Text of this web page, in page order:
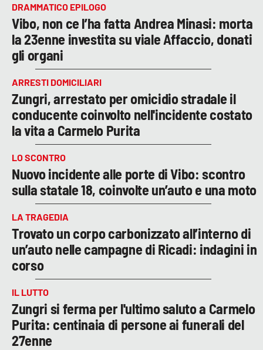
DRAMMATICO EPILOGO
Vibo, non ce l’ha fatta Andrea Minasi: morta
la 23enne investita su viale Affaccio, donati
gli organi
ARRESTI DOMICILIARI
Zungri, arrestato per omicidio stradale il
conducente coinvolto nell'incidente costato
la vita a Carmelo Purita
LO SCONTRO
Nuovo incidente alle porte di Vibo: scontro
sulla statale 18, coinvolte un’auto e una moto
LA TRAGEDIA
Trovato un corpo carbonizzato all’interno di
un’auto nelle campagne di Ricadi: indagini in
corso
IL LUTTO
Zungri si ferma per l'ultimo saluto a Carmelo
Purita: centinaia di persone ai funerali del
27enne